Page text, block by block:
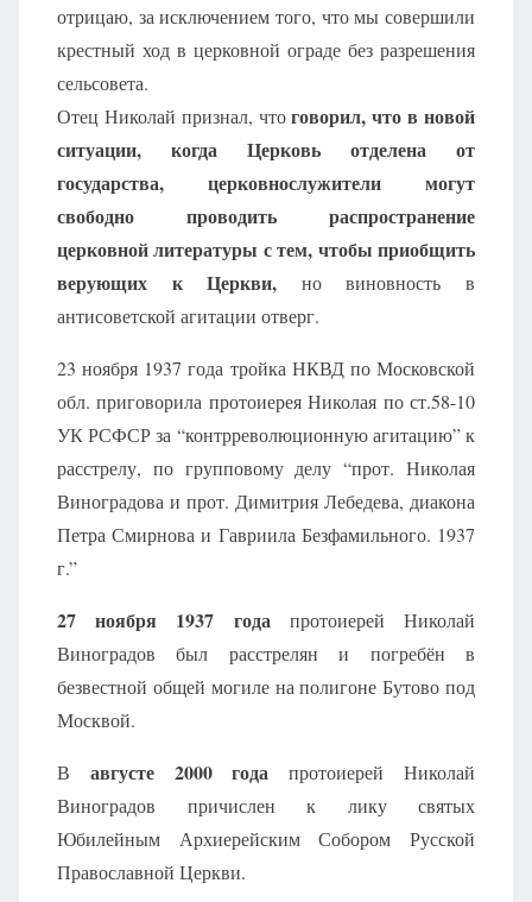
отрицаю, за исключением того, что мы совершили
крестный ход в церковной ограде без разрешения
сельсовета.
Отец Николай признал, чтоговорил, что в новой
ситуации, когда Церковь отделена от
государства, церковнослужители могут
свободно проводить распространение
церковной литературы с тем, чтобы приобщить
верующих к Церкви, но виновность в
антисоветской агитации отверг.
23 ноября 1937 года тройка НКВД по Московской
обл. приговорила протоиерея Николая по ст.58-10
УК РСФСР за “контрреволюционную агитацию” к
расстрелу, по групповому делу “прот. Николая
Виноградова и прот. Димитрия Лебедева, диакона
Петра Смирнова и Гавриила Безфамильного. 1937
г.”
27 ноября 1937 года протоиерей Николай
Виноградов был расстрелян и погребён в
безвестной общей могиле на полигоне Бутово под
Москвой.
В августе 2000 года протоиерей Николай
Виноградов причислен к лику святых
Юбилейным Архиерейским Собором Русской
Православной Церкви.